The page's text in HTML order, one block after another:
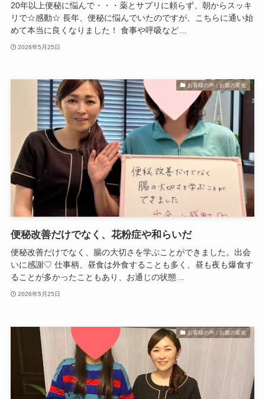
20年以上便秘に悩んで・・・薬とサプリに頼らず、朝からスッキ
リで☆感動☆ 長年、便秘に悩んでいたのですが、こちらに通い始
めて本当に良くなりました！ 食事や呼吸など…
2026年5月25日
お客様の声：お腹の変化
便秘改善だけでなく、花粉症や和らいだ
便秘改善だけでなく、腸の大切さを学ぶことができました。出会
いに感謝♡ 仕事柄、昼食は外食することも多く、昼も夜も爆食す
ることが多かったこともあり、お通じの状態…
2026年5月25日
お客様の声：お腹の変化